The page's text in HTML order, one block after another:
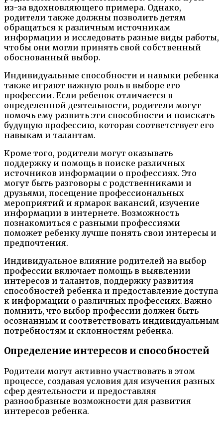
из-за вдохновляющего примера. Однако,
родители также должны позволить детям
обращаться к различным источникам
информации и исследовать разные виды работы,
чтобы они могли принять свой собственный
обоснованный выбор.
Индивидуальные способности и навыки ребенка
также играют важную роль в выборе его
профессии. Если ребенок отличается в
определенной деятельности, родители могут
помочь ему развить эти способности и поискать
будущую профессию, которая соответствует его
навыкам и талантам.
Кроме того, родители могут оказывать
поддержку и помощь в поиске различных
источников информации о профессиях. Это
могут быть разговоры с родственниками и
друзьями, посещение профессиональных
мероприятий и ярмарок вакансий, изучение
информации в интернете. Возможность
познакомиться с разными профессиями
поможет ребенку лучше понять свои интересы и
предпочтения.
Индивидуальное влияние родителей на выбор
профессии включает помощь в выявлении
интересов и талантов, поддержку развития
способностей ребенка и предоставление доступа
к информации о различных профессиях. Важно
помнить, что выбор профессии должен быть
осознанным и соответствовать индивидуальным
потребностям и склонностям ребенка.
Определение интересов и способностей
Родители могут активно участвовать в этом
процессе, создавая условия для изучения разных
сфер деятельности и предоставляя
разнообразные возможности для развития
интересов ребенка.